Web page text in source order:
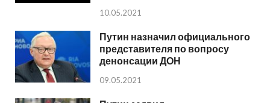
10.05.2021
Путин назначил официального
представителя по вопросу
денонсации ДОН
09.05.2021